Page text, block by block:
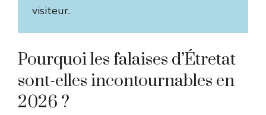
visiteur.
Pourquoi les falaises d’Étretat
sont-elles incontournables en
2026 ?